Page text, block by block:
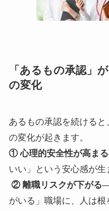
「あるもの承認」
の変化
あるもの承認を続ける
の変化が起きます。
① 心理的安全性が高まる
いい」という安心感が生
② 離職リスクが下がる
がいる」職場に、人は根